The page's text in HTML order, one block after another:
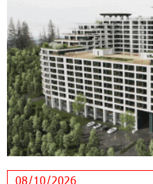
23-ամյա
նույնիսկ Google Maps-ը
23:39:22 8-08-2026
Ռուսաստանի
ուկրաինական
23:20:45 8-08-2026
Օգոստոսի 10-
17-ին, 18-ին և